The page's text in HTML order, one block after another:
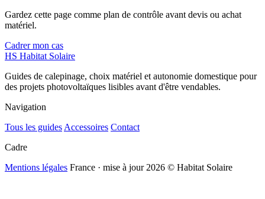
Gardez cette page comme plan de contrôle avant devis ou achat
matériel.
Cadrer mon cas
HS Habitat Solaire
Guides de calepinage, choix matériel et autonomie domestique pour
des projets photovoltaïques lisibles avant d'être vendables.
Navigation
Tous les guides Accessoires Contact
Cadre
Mentions légales France · mise à jour 2026 © Habitat Solaire